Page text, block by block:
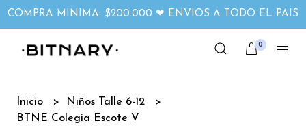
COMPRA MINIMA: $200.000 ❤ ENVIOS A TODO EL PAIS
0
Inicio
Niños Talle 6-12
BTNE Colegia Escote V